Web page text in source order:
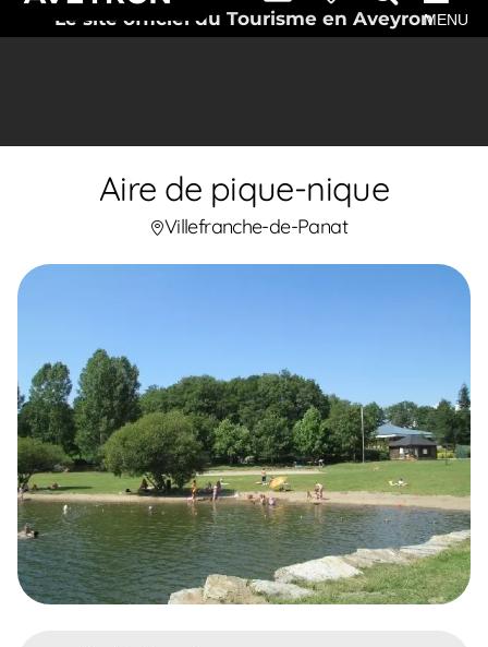
Le site officiel du Tourisme en AveyronMENU
Aire de pique-nique
Villefranche-de-Panat